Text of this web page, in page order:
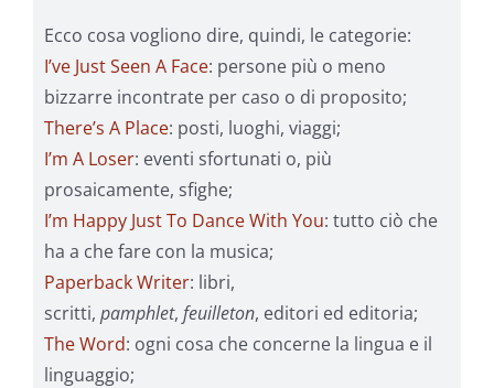
Ecco cosa vogliono dire, quindi, le categorie:
I’ve Just Seen A Face: persone più o meno
bizzarre incontrate per caso o di proposito;
There’s A Place: posti, luoghi, viaggi;
I’m A Loser: eventi sfortunati o, più
prosaicamente, sfighe;
I’m Happy Just To Dance With You: tutto ciò che
ha a che fare con la musica;
Paperback Writer: libri,
scritti, pamphlet, feuilleton, editori ed editoria;
The Word: ogni cosa che concerne la lingua e il
linguaggio;